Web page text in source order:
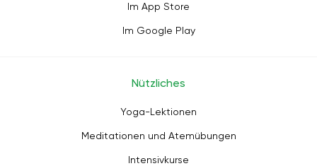
Im App Store
Im Google Play
Nützliches
Yoga-Lektionen
Meditationen und Atemübungen
Intensivkurse